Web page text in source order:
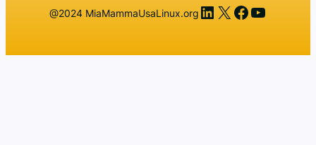
@2024 MiaMammaUsaLinux.org LinkedIn
X Facebook